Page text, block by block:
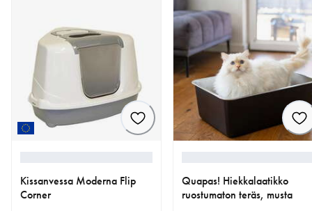
Kissanvessa Moderna Flip
Corner
Quapas! Hiekkalaatikko
ruostumaton teräs, musta